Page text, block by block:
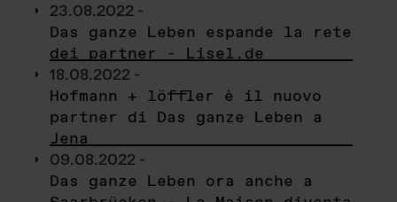
23.08.2022 -
Das ganze Leben espande la rete
dei partner - Lisel.de
18.08.2022 -
Hofmann + löffler è il nuovo
partner di Das ganze Leben a
Jena
09.08.2022 -
Das ganze Leben ora anche a